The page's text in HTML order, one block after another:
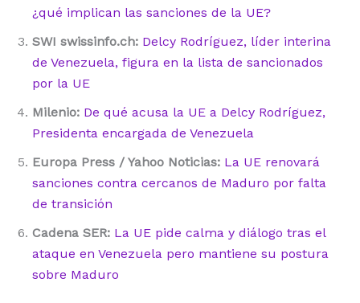
¿qué implican las sanciones de la UE?
SWI swissinfo.ch: Delcy Rodríguez, líder interina
de Venezuela, figura en la lista de sancionados
por la UE
Milenio: De qué acusa la UE a Delcy Rodríguez,
Presidenta encargada de Venezuela
Europa Press / Yahoo Noticias: La UE renovará
sanciones contra cercanos de Maduro por falta
de transición
Cadena SER: La UE pide calma y diálogo tras el
ataque en Venezuela pero mantiene su postura
sobre Maduro